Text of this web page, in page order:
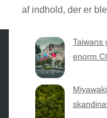
Taiwans
enorm
af indhold, der er
Sæsonvis
- Din
havearbejde og